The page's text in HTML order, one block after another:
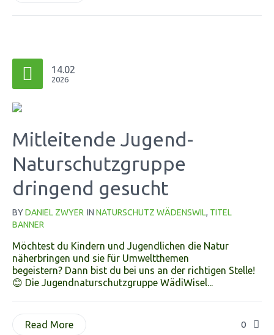
14.02
2026
Mitleitende Jugend-
Naturschutzgruppe
dringend gesucht
BYDANIEL ZWYER IN NATURSCHUTZ WÄDENSWIL, TITEL
BANNER
Möchtest du Kindern und Jugendlichen die Natur
näherbringen und sie für Umweltthemen
begeistern? Dann bist du bei uns an der richtigen Stelle!
😊 Die Jugendnaturschutzgruppe WädiWisel...
0
Read More